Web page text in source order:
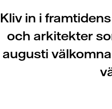
Kliv in i
och arkitekter
augusti